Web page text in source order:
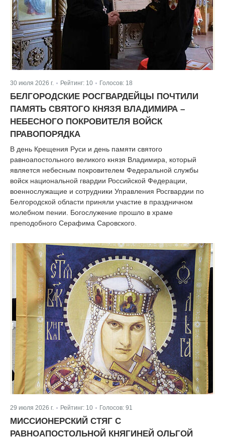
30 июля 2026 г. Рейтинг: 10 Голосов: 18
БЕЛГОРОДСКИЕ РОСГВАРДЕЙЦЫ ПОЧТИЛИ
ПАМЯТЬ СВЯТОГО КНЯЗЯ ВЛАДИМИРА –
НЕБЕСНОГО ПОКРОВИТЕЛЯ ВОЙСК
ПРАВОПОРЯДКА
В день Крещения Руси и день памяти святого
равноапостольного великого князя Владимира, который
является небесным покровителем Федеральной службы
войск национальной гвардии Российской Федерации,
военнослужащие и сотрудники Управления Росгвардии по
Белгородской области приняли участие в праздничном
молебном пении. Богослужение прошло в храме
преподобного Серафима Саровского.
29 июля 2026 г. | Рейтинг: 10 Голосов: 91
МИССИОНЕРСКИЙ СТЯГ С
РАВНОАПОСТОЛЬНОЙ КНЯГИНЕЙ ОЛЬГОЙ